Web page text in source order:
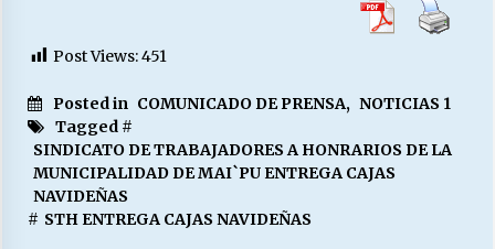
Post Views:451
Posted in COMUNICADO DE PRENSA, NOTICIAS 1
Tagged #
SINDICATO DE TRABAJADORES A HONRARIOS DE LA
MUNICIPALIDAD DE MAI`PU ENTREGA CAJAS
NAVIDEÑAS
# STH ENTREGA CAJAS NAVIDEÑAS